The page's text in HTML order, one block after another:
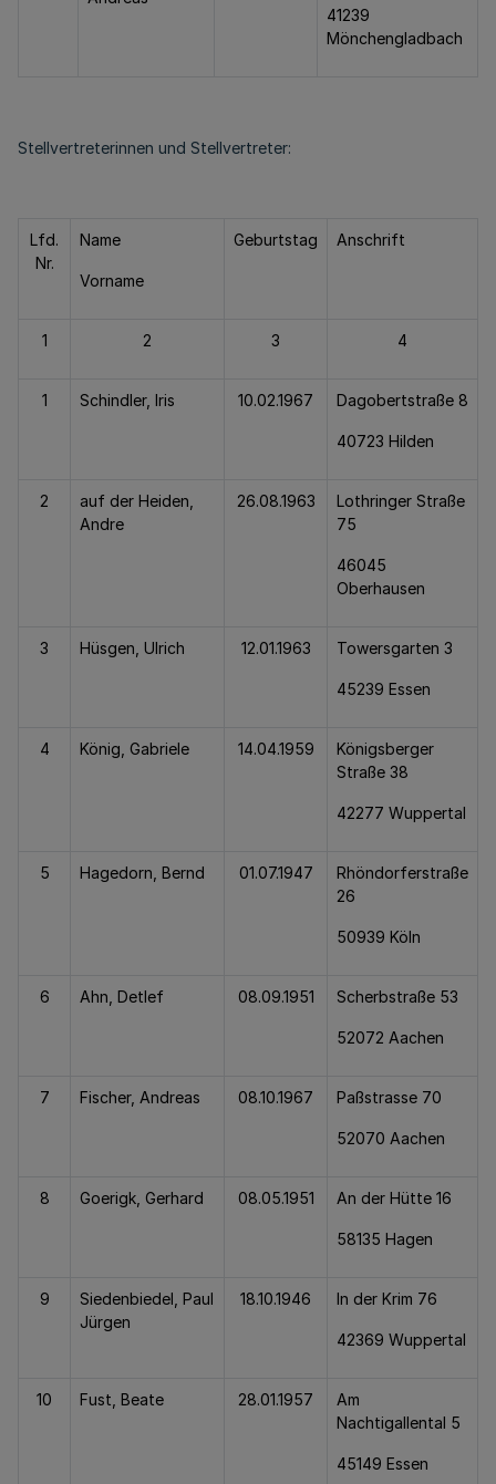
41239
Mönchengladbach
Stellvertreterinnen und Stellvertreter:
Lfd.
Nr.
Name
Vorname
Geburtstag Anschrift
1 2 3 4
1 Schindler, Iris 10.02.1967 Dagobertstraße 8
40723 Hilden
2
auf der Heiden,
Andre
26.08.1963
Lothringer Straße
75
46045
Oberhausen
3 Hüsgen, Ulrich 12.01.1963 Towersgarten 3
45239 Essen
4 König, Gabriele 14.04.1959
Königsberger
Straße 38
42277 Wuppertal
5 Hagedorn, Bernd 01.07.1947
Rhöndorferstraße
26
50939 Köln
6 Ahn, Detlef 08.09.1951 Scherbstraße 53
52072 Aachen
7 Fischer, Andreas 08.10.1967 Paßstrasse 70
52070 Aachen
8 Goerigk, Gerhard 08.05.1951 An der Hütte 16
58135 Hagen
9
Siedenbiedel, Paul
Jürgen
18.10.1946 In der Krim 76
42369 Wuppertal
10 Fust, Beate 28.01.1957
Am
Nachtigallental 5
45149 Essen